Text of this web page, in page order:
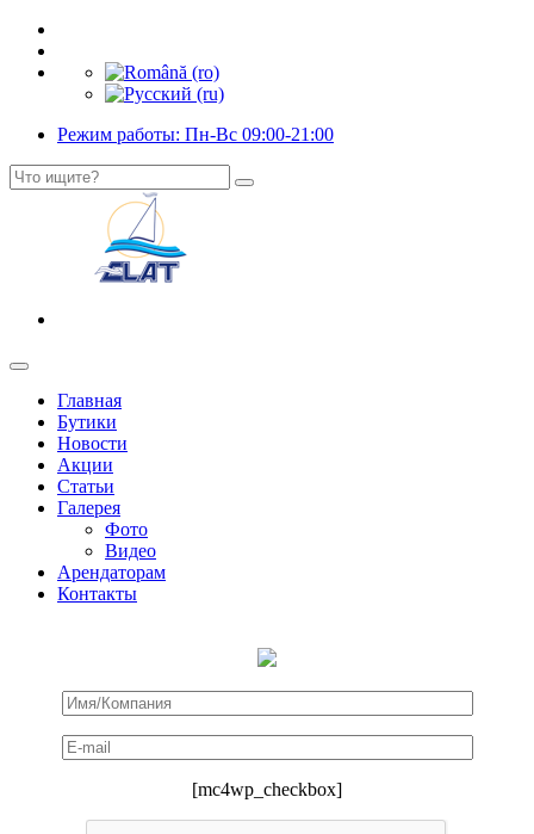
Режим работы: Пн-Вс 09:00-21:00
Главная
Бутики
Новости
Акции
Статьи
Галерея
Фото
Видео
Арендаторам
Контакты
[mc4wp_checkbox]